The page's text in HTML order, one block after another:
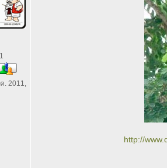
. 2011,
http://